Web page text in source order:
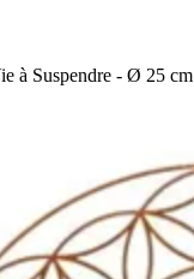
à Suspendre - Ø 25 cm